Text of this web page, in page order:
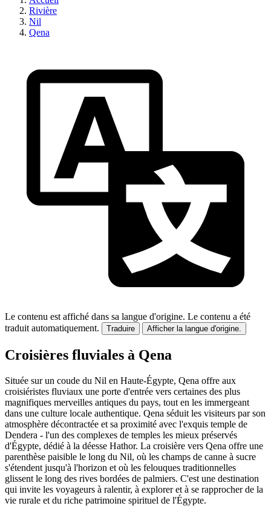
Rivière
Nil
Qena
Le contenu est affiché dans sa langue d'origine. Le contenu a été
traduit automatiquement.
Traduire Afficher la langue d'origine.
Croisières fluviales à Qena
Située sur un coude du Nil en Haute-Égypte, Qena offre aux
croisiéristes fluviaux une porte d'entrée vers certaines des plus
magnifiques merveilles antiques du pays, tout en les immergeant
dans une culture locale authentique. Qena séduit les visiteurs par son
atmosphère décontractée et sa proximité avec l'exquis temple de
Dendera - l'un des complexes de temples les mieux préservés
d'Égypte, dédié à la déesse Hathor. La croisière vers Qena offre une
parenthèse paisible le long du Nil, où les champs de canne à sucre
s'étendent jusqu'à l'horizon et où les felouques traditionnelles
glissent le long des rives bordées de palmiers. C'est une destination
qui invite les voyageurs à ralentir, à explorer et à se rapprocher de la
vie rurale et du riche patrimoine spirituel de l'Égypte.